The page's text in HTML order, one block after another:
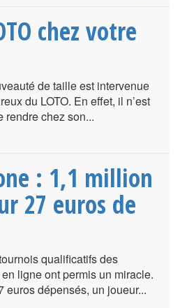
chez votre
de taille est intervenue
du LOTO. En effet, il n’est
rendre chez son...
: 1,1 million
27 euros de
qualificatifs des
ligne ont permis un miracle.
euros dépensés, un joueur...